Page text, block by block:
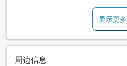
显示更多
周边信息